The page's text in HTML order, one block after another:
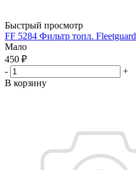
Быстрый просмотр
FF 5284 Фильтр топл. Fleetguard
Мало
450 ₽
-
+
В корзину